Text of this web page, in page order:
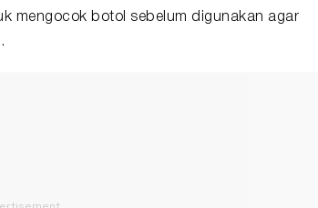
mengocok botol sebelum digunakan agar